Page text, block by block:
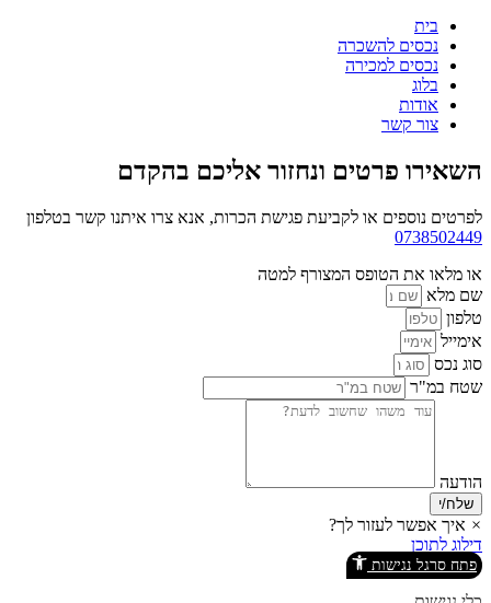
בית
נכסים להשכרה
נכסים למכירה
בלוג
אודות
צור קשר
השאירו פרטים ונחזור אליכם בהקדם
לפרטים נוספים או לקביעת פגישת הכרות, אנא צרו איתנו קשר בטלפון
0738502449
או מלאו את הטופס המצורף למטה
שם מלא
טלפון
אימייל
סוג נכס
שטח במ"ר
הודעה
שלח/י
× איך אפשר לעזור לך?
דילוג לתוכן
פתח סרגל נגישות